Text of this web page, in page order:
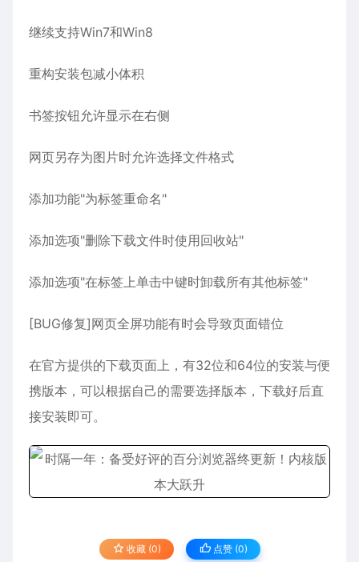
继续支持Win7和Win8
重构安装包减小体积
书签按钮允许显示在右侧
网页另存为图片时允许选择文件格式
添加功能"为标签重命名"
添加选项"删除下载文件时使用回收站"
添加选项"在标签上单击中键时卸载所有其他标签"
[BUG修复]网页全屏功能有时会导致页面错位
在官方提供的下载页面上，有32位和64位的安装与便
携版本，可以根据自己的需要选择版本，下载好后直
接安装即可。
收藏 (0) 点赞 (0)